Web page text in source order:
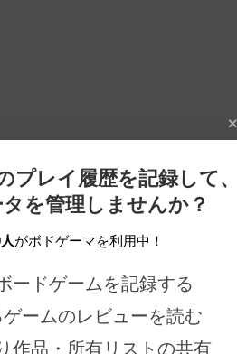
プレイ履歴を記録して、
を管理しませんか？
がボドゲーマを利用中！
ードゲームを記録する
ームのレビューを読む
作品・所有リストの共有
新作・再入荷情報